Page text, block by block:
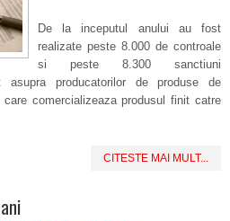
De la inceputul anului au fost
realizate peste 8.000 de controale
si peste 8.300 sanctiuni
asupra producatorilor de produse de
comercializeaza produsul finit catre
CITESTE MAI MULT...